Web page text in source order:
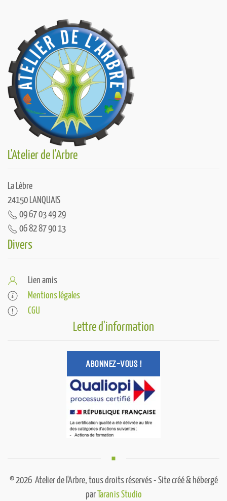
L'Atelier de l'Arbre
La Lèbre
24150 LANQUAIS
09 67 03 49 29
06 82 87 90 13
Divers
Lien amis
Mentions légales
CGU
Lettre d'information
ABONNEZ-VOUS !
©2026Atelier de l'Arbre, tous droits réservés - Site créé & hébergé
par Taranis Studio